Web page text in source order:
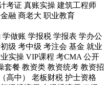
考证 真账实操 建筑工程师
融 商老大 职业教育
学做账 学报税 学报表 学办公
级 考中级 考注会 基金 就业
实操 VIP课程 考CMA 公开
套餐 教资类 教资统考 教资招
高中） 老板财税 护士资格